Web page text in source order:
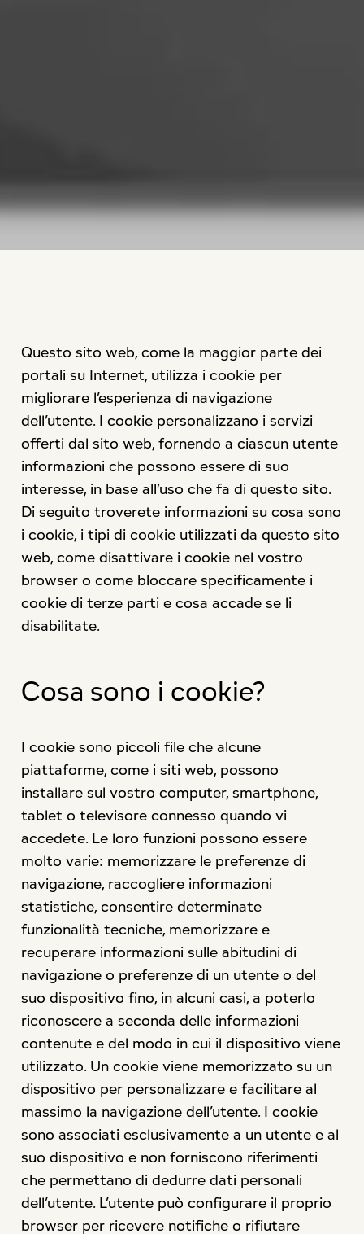
Questo sito web, come la maggior parte dei
portali su Internet, utilizza i cookie per
migliorare l’esperienza di navigazione
dell’utente. I cookie personalizzano i servizi
offerti dal sito web, fornendo a ciascun utente
informazioni che possono essere di suo
interesse, in base all’uso che fa di questo sito.
Di seguito troverete informazioni su cosa sono
i cookie, i tipi di cookie utilizzati da questo sito
web, come disattivare i cookie nel vostro
browser o come bloccare specificamente i
cookie di terze parti e cosa accade se li
disabilitate.
Cosa sono i cookie?
I cookie sono piccoli file che alcune
piattaforme, come i siti web, possono
installare sul vostro computer, smartphone,
tablet o televisore connesso quando vi
accedete. Le loro funzioni possono essere
molto varie: memorizzare le preferenze di
navigazione, raccogliere informazioni
statistiche, consentire determinate
funzionalità tecniche, memorizzare e
recuperare informazioni sulle abitudini di
navigazione o preferenze di un utente o del
suo dispositivo fino, in alcuni casi, a poterlo
riconoscere a seconda delle informazioni
contenute e del modo in cui il dispositivo viene
utilizzato. Un cookie viene memorizzato su un
dispositivo per personalizzare e facilitare al
massimo la navigazione dell’utente. I cookie
sono associati esclusivamente a un utente e al
suo dispositivo e non forniscono riferimenti
che permettano di dedurre dati personali
dell’utente. L’utente può configurare il proprio
browser per ricevere notifiche o rifiutare